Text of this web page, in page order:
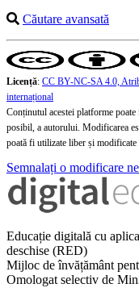
Căutare avansată
Licență: CC BY-NC-SA 4.0,
internațional
Conținutul acestei platforme
posibil, a autorului. Modificarea
poată fi utilizate liber și modificate
Semnalați o modificare
Educație digitală cu
deschise (RED)
Mijloc de învățământ
Omologat selectiv de